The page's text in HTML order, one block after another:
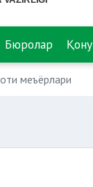
Бюролар
меъёрлари